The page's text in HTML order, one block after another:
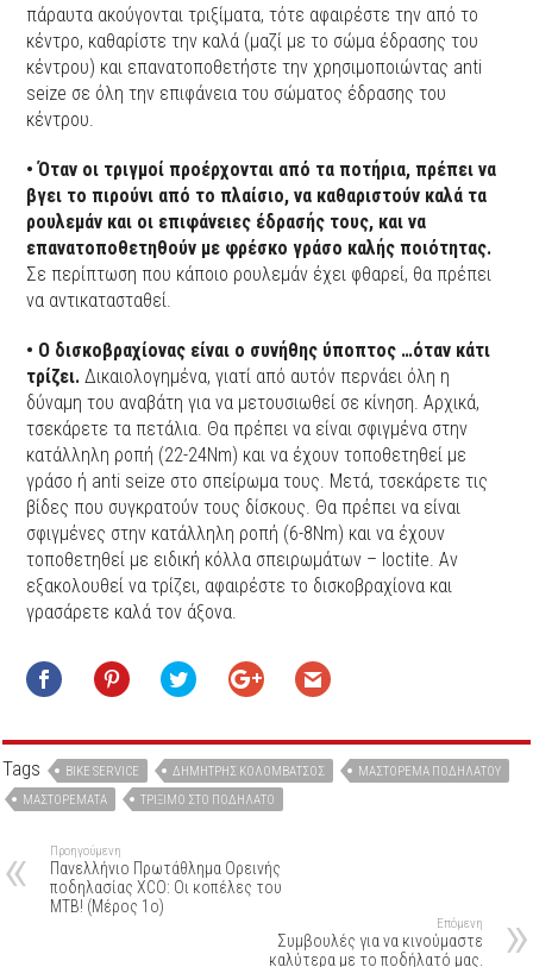
πάραυτα ακούγονται τριξίματα, τότε αφαιρέστε την από το
κέντρο, καθαρίστε την καλά (μαζί με το σώμα έδρασης του
κέντρου) και επανατοποθετήστε την χρησιμοποιώντας anti
seize σε όλη την επιφάνεια του σώματος έδρασης του
κέντρου.
• Όταν οι τριγμοί προέρχονται από τα ποτήρια, πρέπει να
βγει το πιρούνι από το πλαίσιο, να καθαριστούν καλά τα
ρουλεμάν και οι επιφάνειες έδρασής τους, και να
επανατοποθετηθούν με φρέσκο γράσο καλής ποιότητας.
Σε περίπτωση που κάποιο ρουλεμάν έχει φθαρεί, θα πρέπει
να αντικατασταθεί.
• Ο δισκοβραχίονας είναι ο συνήθης ύποπτος …όταν κάτι
τρίζει. Δικαιολογημένα, γιατί από αυτόν περνάει όλη η
δύναμη του αναβάτη για να μετουσιωθεί σε κίνηση. Αρχικά,
τσεκάρετε τα πετάλια. Θα πρέπει να είναι σφιγμένα στην
κατάλληλη ροπή (22-24Νm) και να έχουν τοποθετηθεί με
γράσο ή anti seize στο σπείρωμα τους. Μετά, τσεκάρετε τις
βίδες που συγκρατούν τους δίσκους. Θα πρέπει να είναι
σφιγμένες στην κατάλληλη ροπή (6-8Nm) και να έχουν
τοποθετηθεί με ειδική κόλλα σπειρωμάτων – loctite. Αν
εξακολουθεί να τρίζει, αφαιρέστε το δισκοβραχίονα και
γρασάρετε καλά τον άξονα.
Tags BIKE SERVICE ΔΗΜΉΤΡΗΣ ΚΟΛΟΜΒΆΤΣΟΣ
ΜΑΣΤΌΡΕΜΑ ΠΟΔΗΛΆΤΟΥ
ΜΑΣΤΟΡΈΜΑΤΑ
ΤΡΊΞΙΜΟ ΣΤΟ ΠΟΔΉΛΑΤΟ
Προηγούμενη
Πανελλήνιο Πρωτάθλημα Ορεινής
ποδηλασίας XCΟ: Οι κοπέλες του
ΜΤΒ! (Μέρος 1ο)
Επόμενη
Συμβουλές για να κινούμαστε
καλύτερα με το ποδήλατό μας.